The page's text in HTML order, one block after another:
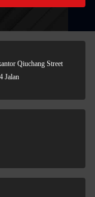
Qiuchang Street
Jalan